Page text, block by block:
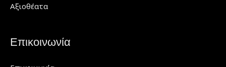
Αξιοθέατα
Επικοινωνία